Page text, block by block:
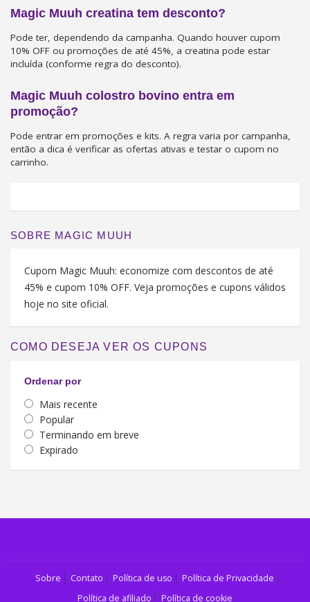
Magic Muuh creatina tem desconto?
Pode ter, dependendo da campanha. Quando houver cupom
10% OFF ou promoções de até 45%, a creatina pode estar
incluída (conforme regra do desconto).
Magic Muuh colostro bovino entra em
promoção?
Pode entrar em promoções e kits. A regra varia por campanha,
então a dica é verificar as ofertas ativas e testar o cupom no
carrinho.
SOBRE MAGIC MUUH
Cupom Magic Muuh: economize com descontos de até
45% e cupom 10% OFF. Veja promoções e cupons válidos
hoje no site oficial.
COMO DESEJA VER OS CUPONS
Ordenar por
Mais recente
Popular
Terminando em breve
Expirado
Sobre Contato Política de uso
Política de Privacidade
Política de afiliado
Política de cookie